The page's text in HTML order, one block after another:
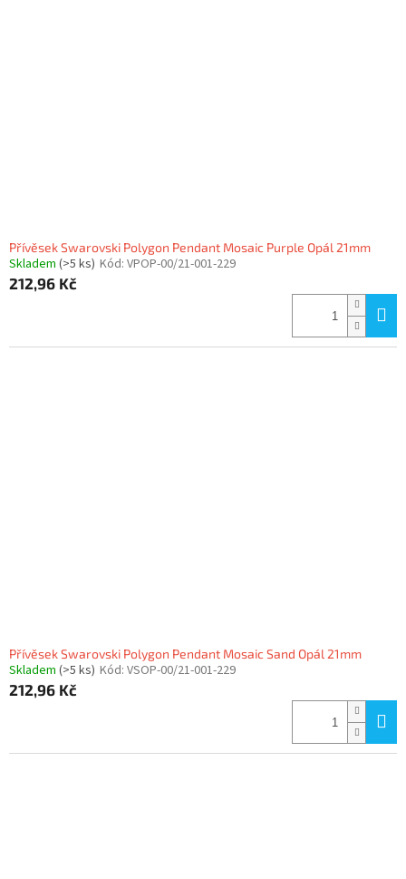
Přívěsek Swarovski Polygon Pendant Mosaic Purple Opál 21mm
Skladem (>5 ks) Kód: VPOP-00/21-001-229
212,96 Kč
Přívěsek Swarovski Polygon Pendant Mosaic Sand Opál 21mm
Skladem (>5 ks) Kód: VSOP-00/21-001-229
212,96 Kč